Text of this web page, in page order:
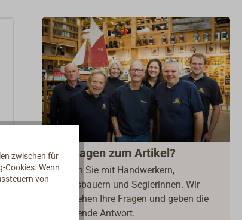
Fragen zum Artikel?
Reden Sie mit Handwerkern,
Bootsbauern und Seglerinnen. Wir
verstehen Ihre Fragen und geben die
passende Antwort.
zwischen für
Cookies. Wenn
von